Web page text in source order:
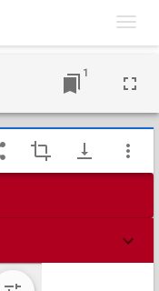
1